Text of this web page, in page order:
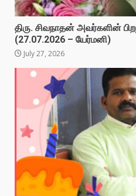
திரு. சிவநாதன் அவர்களின்
(27.07.2026 – யேர்மனி)
July 27, 2026